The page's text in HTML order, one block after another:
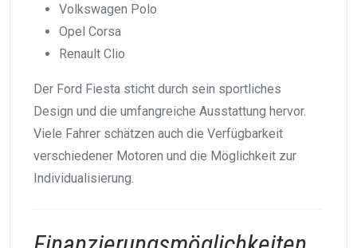
Volkswagen Polo
Opel Corsa
Renault Clio
Der Ford Fiesta sticht durch sein sportliches
Design und die umfangreiche Ausstattung hervor.
Viele Fahrer schätzen auch die Verfügbarkeit
verschiedener Motoren und die Möglichkeit zur
Individualisierung.